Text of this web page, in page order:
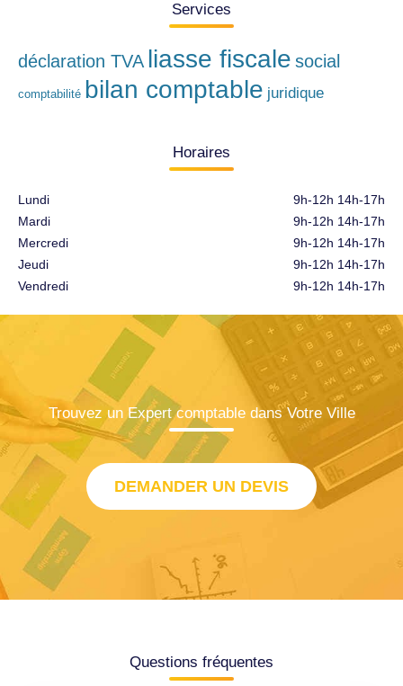
Services
déclaration TVA liasse fiscale social
comptabilité bilan comptable juridique
Horaires
Lundi
Mardi
Mercredi
Jeudi
Vendredi
9h-12h 14h-17h
9h-12h 14h-17h
9h-12h 14h-17h
9h-12h 14h-17h
9h-12h 14h-17h
Trouvez un Expert comptable dans Votre Ville
DEMANDER UN DEVIS
Questions fréquentes